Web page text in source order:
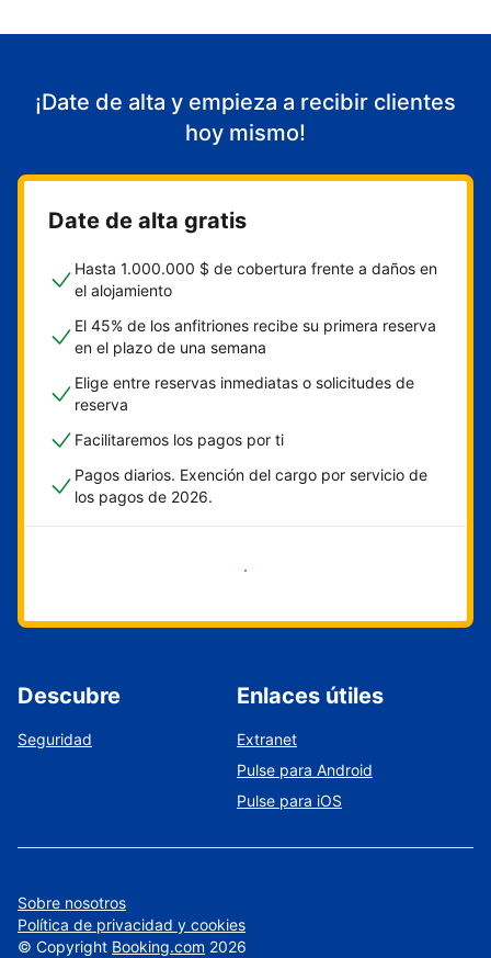
¡Date de alta y empieza a recibir clientes
hoy mismo!
Date de alta gratis
Hasta 1.000.000 $ de cobertura frente a daños en
el alojamiento
El 45% de los anfitriones recibe su primera reserva
en el plazo de una semana
Elige entre reservas inmediatas o solicitudes de
reserva
Facilitaremos los pagos por ti
Pagos diarios. Exención del cargo por servicio de
los pagos de 2026.
Empieza ahora
Descubre
Seguridad
Enlaces útiles
Extranet
Pulse para Android
Pulse para iOS
Sobre nosotros
Política de privacidad y cookies
© Copyright Booking.com 2026